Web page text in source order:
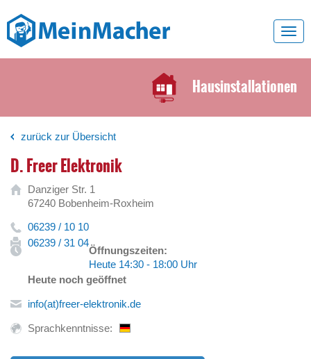
Hausinstallationen
zurück zur Übersicht
D. Freer Elektronik
Danziger Str. 1
67240 Bobenheim-Roxheim
06239 / 10 10
06239 / 31 04
Öffnungszeiten:
Heute 14:30 - 18:00 Uhr
Heute noch geöffnet
info(at)freer-elektronik.de
Sprachkenntnisse: